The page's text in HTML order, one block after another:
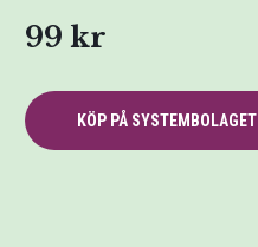
99 kr
KÖP PÅ SYSTEMBOLAGET